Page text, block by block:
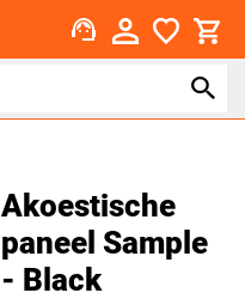
support_agent
Akoestische
paneel Sample
- Black